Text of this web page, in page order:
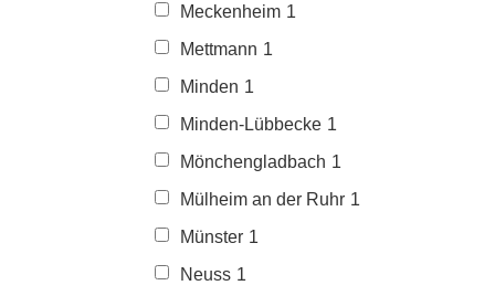
Meckenheim 1
Mettmann 1
Minden 1
Minden-Lübbecke 1
Mönchengladbach 1
Mülheim an der Ruhr 1
Münster 1
Neuss 1